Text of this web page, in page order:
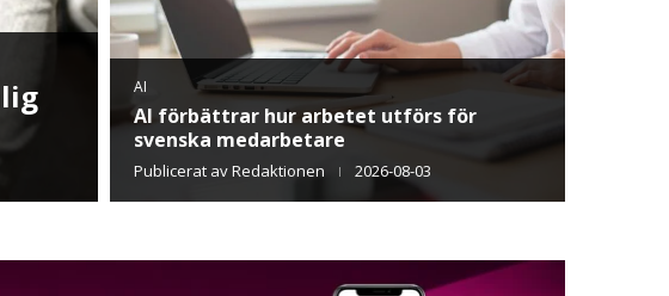
KARRIÄR
Svensk-grekiska livsmedelsforskaren
Angeliki Triantafyllou vinner European
Inventor Award 2026
Publicerat avRedaktionen 2026-07-13